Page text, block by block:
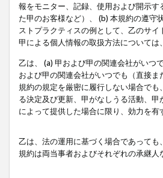
報をモニター、記録、使用および開示
た甲のお客様など）、 (b) 本規約の遵守
ストプラクティスの例として、乙のサ
甲による個人情報の取扱方法については、
乙は、 (a) 甲および甲の関連会社がいつ
および甲の関連会社がいつでも（直接
規約の規定を厳密に履行しない場合で
る決定及び更新、甲がなしうる活動、
によって提供した場合に限り、効力を
乙は、法の運用に基づく場合であって
規約は両当事者およびそれぞれの承継